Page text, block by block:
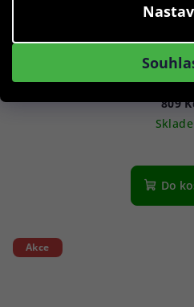
Caterpillar obroučky na
52
809
Do
Akce